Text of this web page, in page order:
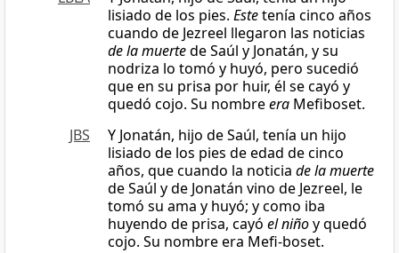
lisiado de los pies. Estetenía cinco años
cuando de Jezreel llegaron las noticias
de la muertede Saúl y Jonatán, y su
nodriza lo tomó y huyó, pero sucedió
que en su prisa por huir, él se cayó y
quedó cojo. Su nombreera Mefiboset.
JBS
Y Jonatán, hijo de Saúl, tenía un hijo
lisiado de los pies de edad de cinco
años, que cuando la noticia de la muerte
de Saúl y de Jonatán vino de Jezreel, le
tomó su ama y huyó; y como iba
huyendo de prisa, cayó el niñoy quedó
cojo. Su nombre era Mefi-boset.